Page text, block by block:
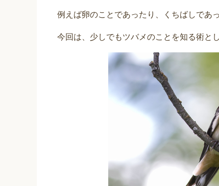
例えば卵のことであったり、くちばしであ
今回は、少しでもツバメのことを知る術と